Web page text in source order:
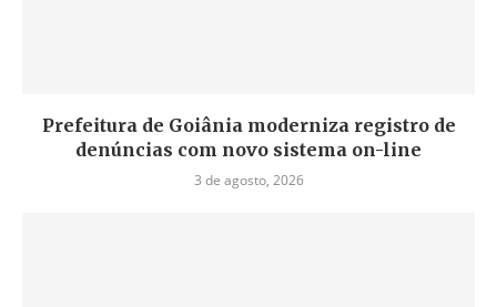
Prefeitura de Goiânia moderniza registro de
denúncias com novo sistema on-line
3 de agosto, 2026